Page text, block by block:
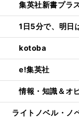
集英社新書プラ
1日5分で、明日
kotoba
e!集英社
情報・知識＆オ
ライトノベル・ノ